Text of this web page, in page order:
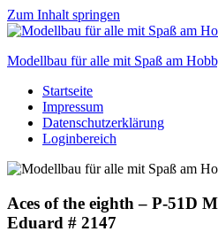
Zum Inhalt springen
Modellbau für alle mit Spaß am
Scale
modelling
to
Startseite
Impressum
Datenschutzerklärung
Loginbereich
Aces of the eighth – P-51D
Eduard # 2147